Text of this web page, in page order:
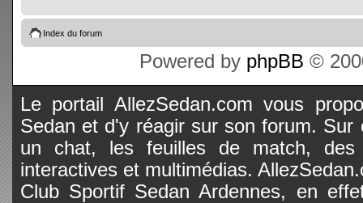
Index du forum
Powered by phpBB ©
Le portail AllezSedan.com vous
Sedan et d'y réagir sur son forum.
un chat, les feuilles de match, des
interactives et multimédias.
Club Sportif Sedan Ardennes, en